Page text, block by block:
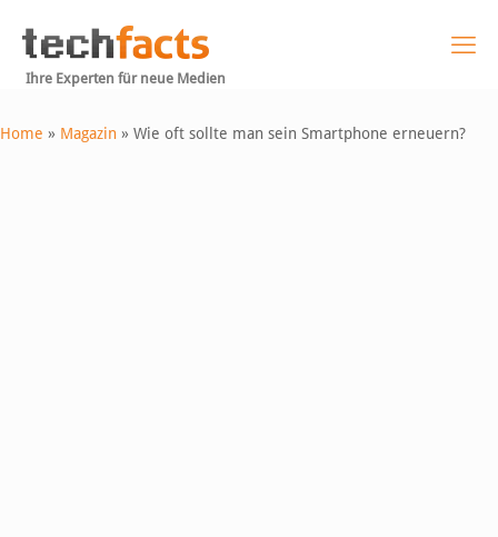
Ihre Experten für neue Medien
Home » Magazin » Wie oft sollte man sein Smartphone erneuern?